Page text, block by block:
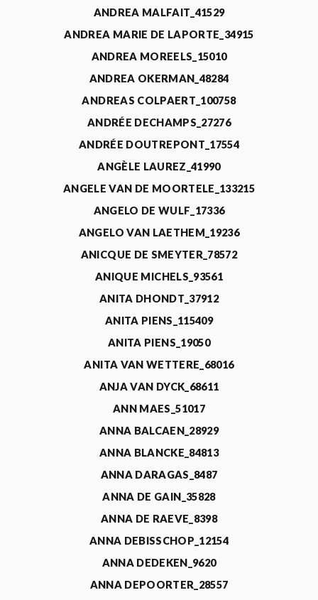
ANDREA MALFAIT_41529
ANDREA MARIE DE LAPORTE_34915
ANDREA MOREELS_15010
ANDREA OKERMAN_48284
ANDREAS COLPAERT_100758
ANDRÉE DECHAMPS_27276
ANDRÉE DOUTREPONT_17554
ANGÈLE LAUREZ_41990
ANGELE VAN DE MOORTELE_133215
ANGELO DE WULF_17336
ANGELO VAN LAETHEM_19236
ANICQUE DE SMEYTER_78572
ANIQUE MICHELS_93561
ANITA DHONDT_37912
ANITA PIENS_115409
ANITA PIENS_19050
ANITA VAN WETTERE_68016
ANJA VAN DYCK_68611
ANN MAES_51017
ANNA BALCAEN_28929
ANNA BLANCKE_84813
ANNA DARAGAS_8487
ANNA DE GAIN_35828
ANNA DE RAEVE_8398
ANNA DEBISSCHOP_12154
ANNA DEDEKEN_9620
ANNA DEPOORTER_28557